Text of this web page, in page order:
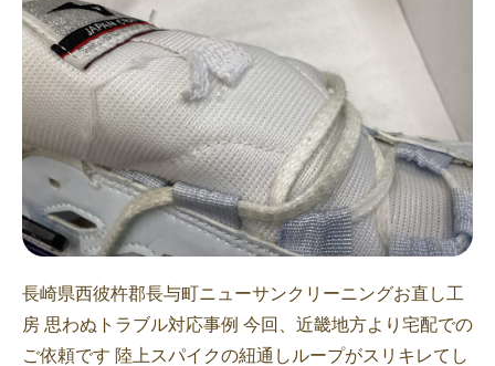
長崎県西彼杵郡長与町ニューサンクリーニングお直し工
房 思わぬトラブル対応事例 今回、近畿地方より宅配での
ご依頼です 陸上スパイクの紐通しループがスリキレてし